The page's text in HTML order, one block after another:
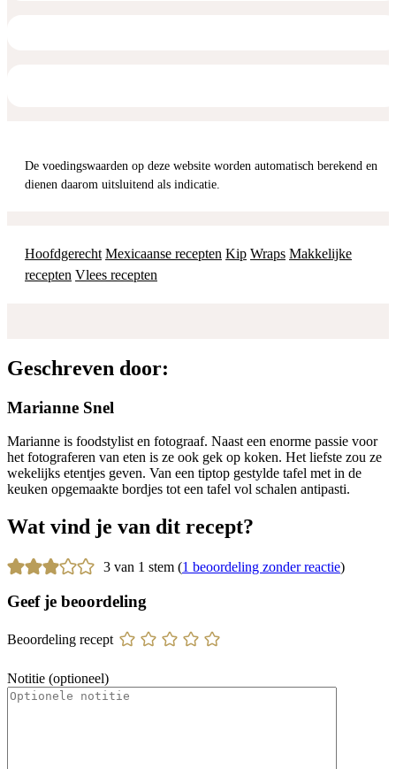
De voedingswaarden op deze website worden automatisch berekend en
dienen daarom uitsluitend als indicatie.
Hoofdgerecht Mexicaanse recepten Kip Wraps Makkelijke
recepten Vlees recepten
Geschreven door:
Marianne Snel
Marianne is foodstylist en fotograaf. Naast een enorme passie voor
het fotograferen van eten is ze ook gek op koken. Het liefste zou ze
wekelijks etentjes geven. Van een tiptop gestylde tafel met in de
keuken opgemaakte bordjes tot een tafel vol schalen antipasti.
Wat vind je van dit recept?
3 van 1 stem (1 beoordeling zonder reactie)
Geef je beoordeling
Beoordeling recept
Notitie (optioneel)